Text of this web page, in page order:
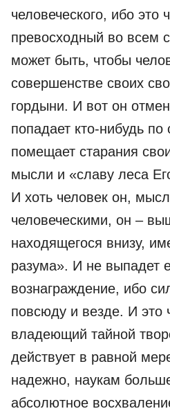
человеческого, ибо это
превосходный во всем
может быть, чтобы
совершенстве своих
гордыни. И вот он
попадает кто-нибудь по
помещает старания
мысли и «славу леса
И хоть человек он,
человеческими, он –
находящегося внизу,
разума». И не выпадет
вознаграждение, ибо
повсюду и везде. И это
владеющий тайной
действует в равной
надежно, наукам
абсолютное